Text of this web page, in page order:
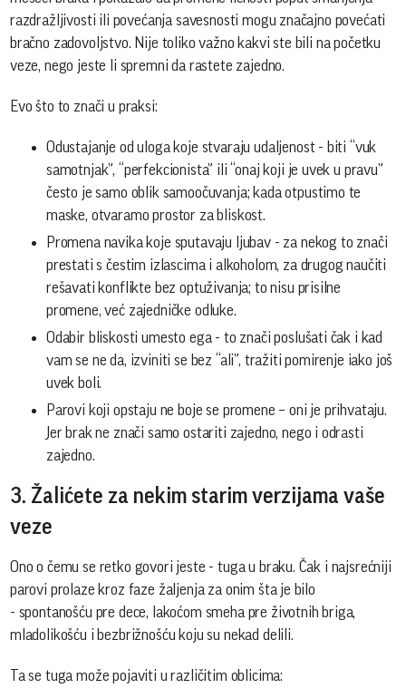
razdražljivosti ili povećanja savesnosti mogu značajno povećati
bračno zadovoljstvo. Nije toliko važno kakvi ste bili na početku
veze, nego jeste li spremni da rastete zajedno.
Evo što to znači u praksi:
Odustajanje od uloga koje stvaraju udaljenost - biti “vuk
samotnjak”, “perfekcionista” ili “onaj koji je uvek u pravu”
često je samo oblik samoočuvanja; kada otpustimo te
maske, otvaramo prostor za bliskost.
Promena navika koje sputavaju ljubav - za nekog to znači
prestati s čestim izlascima i alkoholom, za drugog naučiti
rešavati konflikte bez optuživanja; to nisu prisilne
promene, već zajedničke odluke.
Odabir bliskosti umesto ega - to znači poslušati čak i kad
vam se ne da, izviniti se bez “ali”, tražiti pomirenje iako još
uvek boli.
Parovi koji opstaju ne boje se promene – oni je prihvataju.
Jer brak ne znači samo ostariti zajedno, nego i odrasti
zajedno.
3. Žalićete za nekim starim verzijama vaše
veze
Ono o čemu se retko govori jeste - tuga u braku. Čak i najsrećniji
parovi prolaze kroz faze žaljenja za onim šta je bilo
- spontanošću pre dece, lakoćom smeha pre životnih briga,
mladolikošću i bezbrižnošću koju su nekad delili.
Ta se tuga može pojaviti u različitim oblicima: